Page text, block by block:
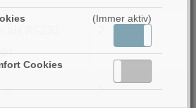
(Immer aktiv)
Cookies
1